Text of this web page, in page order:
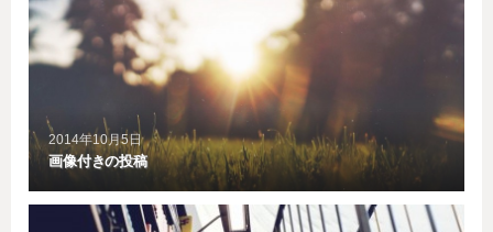
2014年10月5日
画像付きの投稿